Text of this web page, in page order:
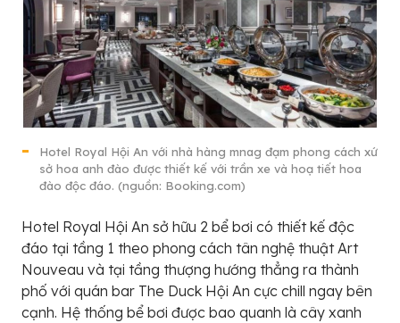
Hotel Royal Hội An với nhà hàng mnag đạm phong cách xứ
sở hoa anh đào được thiết kế với trần xe và hoạ tiết hoa
đào độc đáo. (nguồn: Booking.com)
Hotel Royal Hội An sở hữu 2 bể bơi có thiết kế độc
đáo tại tầng 1 theo phong cách tân nghệ thuật Art
Nouveau và tại tầng thượng hướng thẳng ra thành
phố với quán bar The Duck Hội An cực chill ngay bên
cạnh. Hệ thống bể bơi được bao quanh là cây xanh